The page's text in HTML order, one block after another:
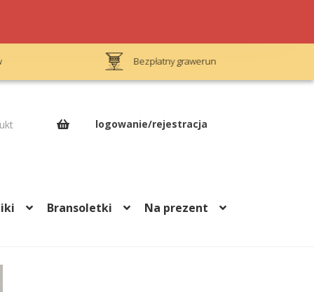
Bezpłatny grawerunek
logowanie/rejestracja
Bransoletki Na prezent